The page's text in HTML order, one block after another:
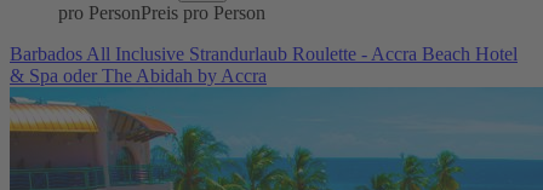
pro PersonPreis pro Person
Barbados All Inclusive Strandurlaub Roulette - Accra Beach Hotel
& Spa oder The Abidah by Accra